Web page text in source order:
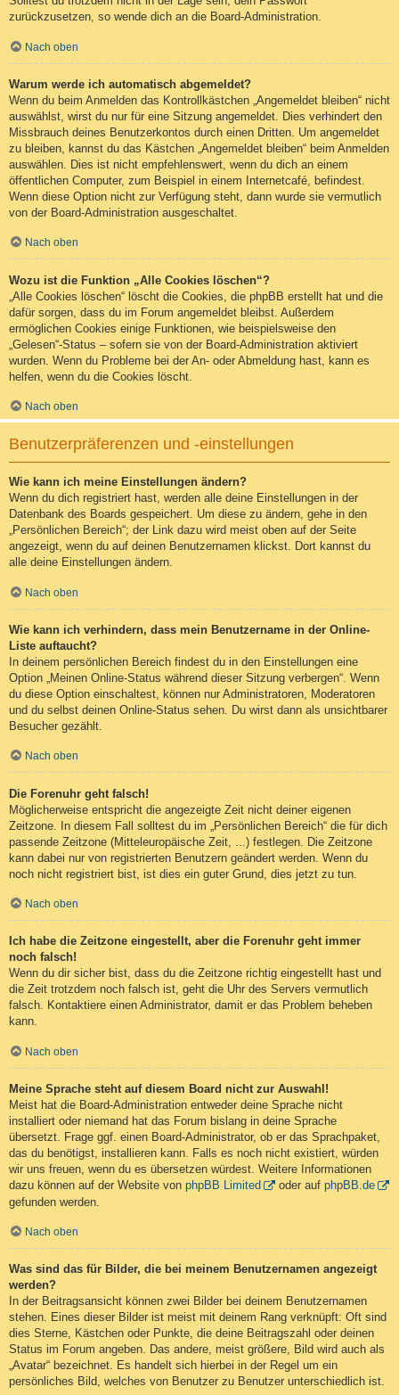
zurückzusetzen, so wende dich an die Board-Administration.
Nach oben
Warum werde ich automatisch abgemeldet?
Wenn du beim Anmelden das Kontrollkästchen „Angemeldet bleiben“ nicht
auswählst, wirst du nur für eine Sitzung angemeldet. Dies verhindert den
Missbrauch deines Benutzerkontos durch einen Dritten. Um angemeldet
zu bleiben, kannst du das Kästchen „Angemeldet bleiben“ beim Anmelden
auswählen. Dies ist nicht empfehlenswert, wenn du dich an einem
öffentlichen Computer, zum Beispiel in einem Internetcafé, befindest.
Wenn diese Option nicht zur Verfügung steht, dann wurde sie vermutlich
von der Board-Administration ausgeschaltet.
Nach oben
Wozu ist die Funktion „Alle Cookies löschen“?
„Alle Cookies löschen“ löscht die Cookies, die phpBB erstellt hat und die
dafür sorgen, dass du im Forum angemeldet bleibst. Außerdem
ermöglichen Cookies einige Funktionen, wie beispielsweise den
„Gelesen“-Status – sofern sie von der Board-Administration aktiviert
wurden. Wenn du Probleme bei der An- oder Abmeldung hast, kann es
helfen, wenn du die Cookies löscht.
Nach oben
Benutzerpräferenzen und -einstellungen
Wie kann ich meine Einstellungen ändern?
Wenn du dich registriert hast, werden alle deine Einstellungen in der
Datenbank des Boards gespeichert. Um diese zu ändern, gehe in den
„Persönlichen Bereich“; der Link dazu wird meist oben auf der Seite
angezeigt, wenn du auf deinen Benutzernamen klickst. Dort kannst du
alle deine Einstellungen ändern.
Nach oben
Wie kann ich verhindern, dass mein Benutzername in der Online-
Liste auftaucht?
In deinem persönlichen Bereich findest du in den Einstellungen eine
Option „Meinen Online-Status während dieser Sitzung verbergen“. Wenn
du diese Option einschaltest, können nur Administratoren, Moderatoren
und du selbst deinen Online-Status sehen. Du wirst dann als unsichtbarer
Besucher gezählt.
Nach oben
Die Forenuhr geht falsch!
Möglicherweise entspricht die angezeigte Zeit nicht deiner eigenen
Zeitzone. In diesem Fall solltest du im „Persönlichen Bereich“ die für dich
passende Zeitzone (Mitteleuropäische Zeit, ...) festlegen. Die Zeitzone
kann dabei nur von registrierten Benutzern geändert werden. Wenn du
noch nicht registriert bist, ist dies ein guter Grund, dies jetzt zu tun.
Nach oben
Ich habe die Zeitzone eingestellt, aber die Forenuhr geht immer
noch falsch!
Wenn du dir sicher bist, dass du die Zeitzone richtig eingestellt hast und
die Zeit trotzdem noch falsch ist, geht die Uhr des Servers vermutlich
falsch. Kontaktiere einen Administrator, damit er das Problem beheben
kann.
Nach oben
Meine Sprache steht auf diesem Board nicht zur Auswahl!
Meist hat die Board-Administration entweder deine Sprache nicht
installiert oder niemand hat das Forum bislang in deine Sprache
übersetzt. Frage ggf. einen Board-Administrator, ob er das Sprachpaket,
das du benötigst, installieren kann. Falls es noch nicht existiert, würden
wir uns freuen, wenn du es übersetzen würdest. Weitere Informationen
dazu können auf der Website von phpBB Limited oder auf phpBB.de
gefunden werden.
Nach oben
Was sind das für Bilder, die bei meinem Benutzernamen angezeigt
werden?
In der Beitragsansicht können zwei Bilder bei deinem Benutzernamen
stehen. Eines dieser Bilder ist meist mit deinem Rang verknüpft: Oft sind
dies Sterne, Kästchen oder Punkte, die deine Beitragszahl oder deinen
Status im Forum angeben. Das andere, meist größere, Bild wird auch als
„Avatar“ bezeichnet. Es handelt sich hierbei in der Regel um ein
persönliches Bild, welches von Benutzer zu Benutzer unterschiedlich ist.